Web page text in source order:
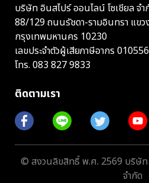
บริษัท อินสไปร์ ออนไลน์ โซเชียล จำ
88/129 ถนนรัชดา-รามอินทรา แขว
กรุงเทพมหานคร 10230
เลขประจำตัวผู้เสียภาษีอากร
โทร. 083 827 9833
ติดตามเรา
© สงวนลิขสิทธิ์ พ.ศ. 2569 บริษัท
จำกัด